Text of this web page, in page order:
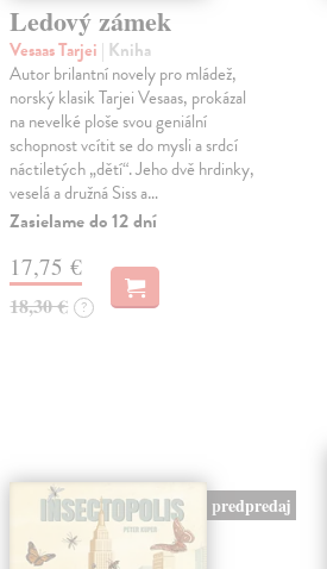
Ledový zámek
Vesaas Tarjei | Kniha
Autor brilantní novely pro mládež,
norský klasik Tarjei Vesaas, prokázal
na nevelké ploše svou geniální
schopnost vcítit se do mysli a srdcí
náctiletých „dětí“. Jeho dvě hrdinky,
veselá a družná Siss a…
Zasielame do 12 dní
17,75 €
18,30 € ?
predpredaj